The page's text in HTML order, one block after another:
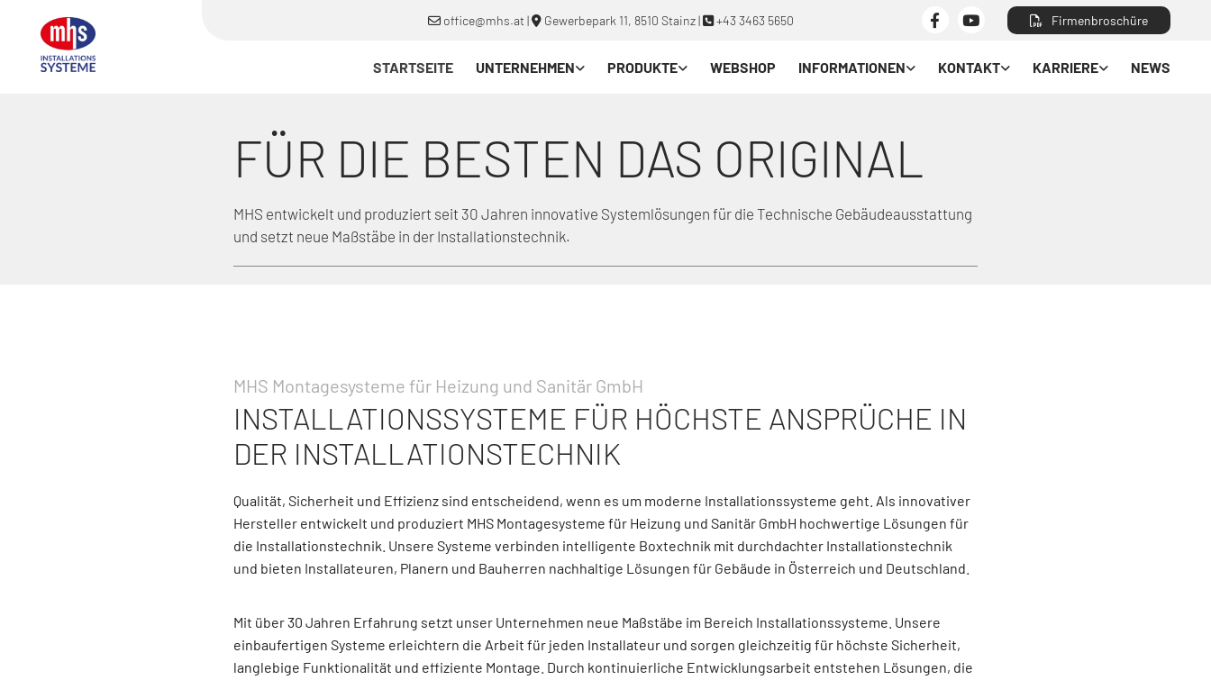
 office@mhs.at |  Gewerbepark 11, 8510 Stainz|  +43 3463 5650 Firmenbroschüre
STARTSEITE UNTERNEHMEN PRODUKTE WEBSHOP INFORMATIONEN KONTAKT KARRIERE NEWS
FÜR DIE BESTEN DAS ORIGINAL
MHS entwickelt und produziert seit 30 Jahren innovative Systemlösungen für die Technische Gebäudeausstattung
und setzt neue Maßstäbe in der Installationstechnik.
MHS Montagesysteme für Heizung und Sanitär GmbH
INSTALLATIONSSYSTEME FÜR HÖCHSTE ANSPRÜCHE IN
DER INSTALLATIONSTECHNIK
Qualität, Sicherheit und Effizienz sind entscheidend, wenn es um moderne Installationssysteme geht. Als innovativer
Hersteller entwickelt und produziert MHS Montagesysteme für Heizung und Sanitär GmbH hochwertige Lösungen für
die Installationstechnik. Unsere Systeme verbinden intelligente Boxtechnik mit durchdachter Installationstechnik
und bieten Installateuren, Planern und Bauherren nachhaltige Lösungen für Gebäude in Österreich und Deutschland.
Mit über 30 Jahren Erfahrung setzt unser Unternehmen neue Maßstäbe im Bereich Installationssysteme. Unsere
einbaufertigen Systeme erleichtern die Arbeit für jeden Installateur und sorgen gleichzeitig für höchste Sicherheit,
langlebige Funktionalität und effiziente Montage. Durch kontinuierliche Entwicklungsarbeit entstehen Lösungen, die